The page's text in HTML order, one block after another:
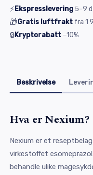
⚡Ekspresslevering 5–9
🎁Gratis luftfrakt fra 1
🔒Kryptorabatt −10%
Beskrivelse
Hva er Nexium?
Nexium er et
virkestoffet
behandle ulike